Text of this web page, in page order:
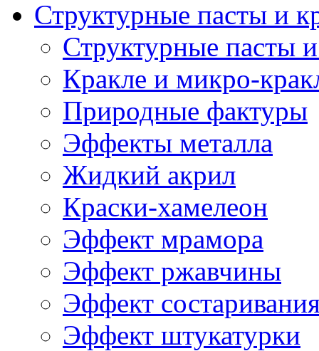
Структурные пасты и
Структурные пасты
Кракле и микро-
Природные фактуры
Эффекты металла
Жидкий акрил
Краски-хамелеон
Эффект мрамора
Эффект ржавчины
Эффект
Эффект штукатурки